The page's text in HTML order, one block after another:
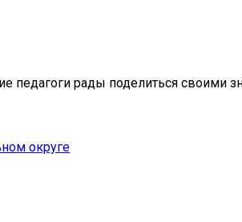
рады поделиться своими
округе